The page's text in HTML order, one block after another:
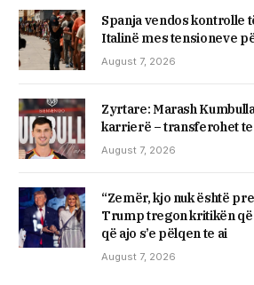
Spanja vendos kontrolle
Italinë mes tensioneve
August 7, 2026
Zyrtare: Marash
karrierë – transferohet te
August 7, 2026
“Zemër, kjo nuk është
Trump tregon kritikën që
që ajo s’e pëlqen te ai
August 7, 2026